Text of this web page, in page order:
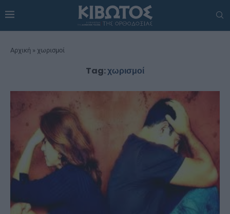
Αρχική » χωρισμοί
Tag:χωρισμοί